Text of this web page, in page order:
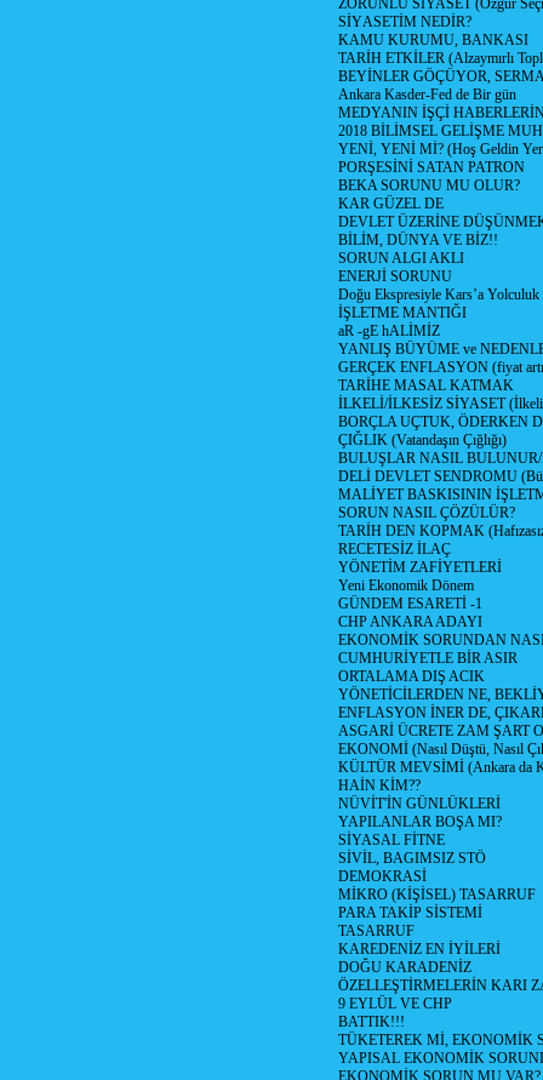
ZORUNLU SİYASET (Özgür
SİYASETİM NEDİR?
KAMU KURUMU, BANKASI
TARİH ETKİLER (Alzaymırlı
BEYİNLER GÖÇÜYOR,
Ankara Kasder-Fed de Bir gün
MEDYANIN İŞÇİ
2018 BİLİMSEL GELİŞME
YENİ, YENİ Mİ? (Hoş Geldin
PORŞESİNİ SATAN PATRON
BEKA SORUNU MU OLUR?
KAR GÜZEL DE
DEVLET ÜZERİNE
BİLİM, DÜNYA VE BİZ!!
SORUN ALGI AKLI
ENERJİ SORUNU
Doğu Ekspresiyle Kars’a Yolculuk
İŞLETME MANTIĞI
aR -gE hALİMİZ
YANLIŞ BÜYÜME ve
GERÇEK ENFLASYON (fiyat
TARİHE MASAL KATMAK
İLKELİ/İLKESİZ SİYASET
BORÇLA UÇTUK, ÖDERKEN
ÇIĞLIK (Vatandaşın Çığlığı)
BULUŞLAR NASIL
DELİ DEVLET SENDROMU
MALİYET BASKISININ
SORUN NASIL ÇÖZÜLÜR?
TARİH DEN KOPMAK
RECETESİZ İLAÇ
YÖNETİM ZAFİYETLERİ
Yeni Ekonomik Dönem
GÜNDEM ESARETİ -1
CHP ANKARA ADAYI
EKONOMİK SORUNDAN
CUMHURİYETLE BİR ASIR
ORTALAMA DIŞ ACIK
YÖNETİCİLERDEN NE,
ENFLASYON İNER DE,
ASGARİ ÜCRETE ZAM ŞART
EKONOMİ (Nasıl Düştü, Nasıl
KÜLTÜR MEVSİMİ (Ankara da
HAİN KİM??
NÜVİT'İN GÜNLÜKLERİ
YAPILANLAR BOŞA MI?
SİYASAL FİTNE
SİVİL, BAGIMSIZ STÖ
DEMOKRASİ
MİKRO (KİŞİSEL) TASARRUF
PARA TAKİP SİSTEMİ
TASARRUF
KAREDENİZ EN İYİLERİ
DOĞU KARADENİZ
ÖZELLEŞTİRMELERİN KARI
9 EYLÜL VE CHP
BATTIK!!!
TÜKETEREK Mİ, EKONOMİK
YAPISAL EKONOMİK
EKONOMİK SORUN MU VAR?